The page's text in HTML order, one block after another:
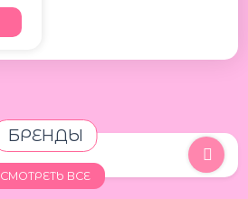
БРЕНДЫ
СМОТРЕТЬ ВСЕ